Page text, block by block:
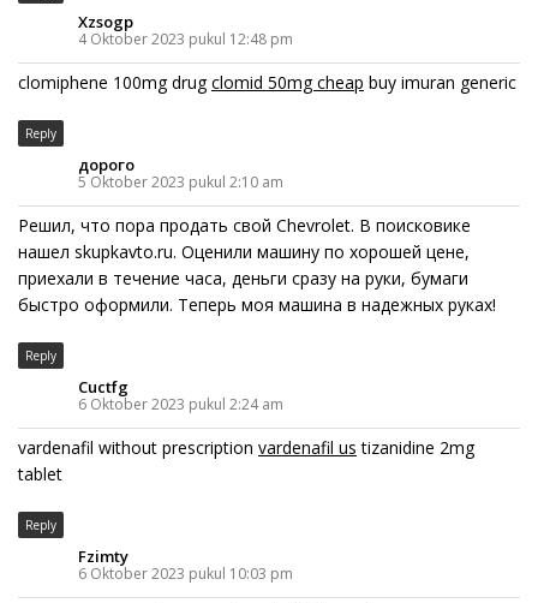
Xzsogp
4 Oktober 2023 pukul 12:48 pm
clomiphene 100mg drugclomid 50mg cheap buy imuran generic
Reply
дорого
5 Oktober 2023 pukul 2:10 am
Решил, что пора продать свой Chevrolet. В поисковике
нашел skupkavto.ru. Оценили машину по хорошей цене,
приехали в течение часа, деньги сразу на руки, бумаги
быстро оформили. Теперь моя машина в надежных руках!
Reply
Cuctfg
6 Oktober 2023 pukul 2:24 am
vardenafil without prescription vardenafil us tizanidine 2mg
tablet
Reply
Fzimty
6 Oktober 2023 pukul 10:03 pm